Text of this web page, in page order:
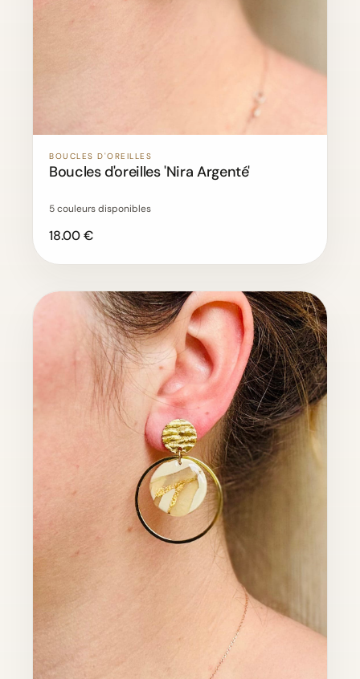
BOUCLES D'OREILLES
Boucles d'oreilles 'Nira Argenté'
5 couleurs disponibles
18.00 €